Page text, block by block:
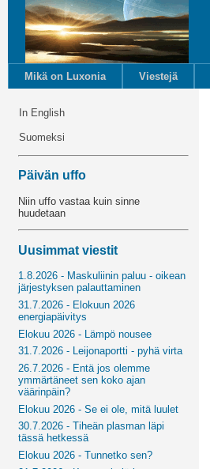
Mikä on Luxonia Viestejä
In English
Suomeksi
Päivän uffo
Niin uffo vastaa kuin sinne
huudetaan
Uusimmat viestit
1.8.2026 - Maskuliinin paluu - oikean
järjestyksen palauttaminen
31.7.2026 - Elokuun 2026
energiapäivitys
Elokuu 2026 - Lämpö nousee
31.7.2026 - Leijonaportti - pyhä virta
26.7.2026 - Entä jos olemme
ymmärtäneet sen koko ajan
väärinpäin?
Elokuu 2026 - Se ei ole, mitä luulet
30.7.2026 - Tiheän plasman läpi
tässä hetkessä
Elokuu 2026 - Tunnetko sen?